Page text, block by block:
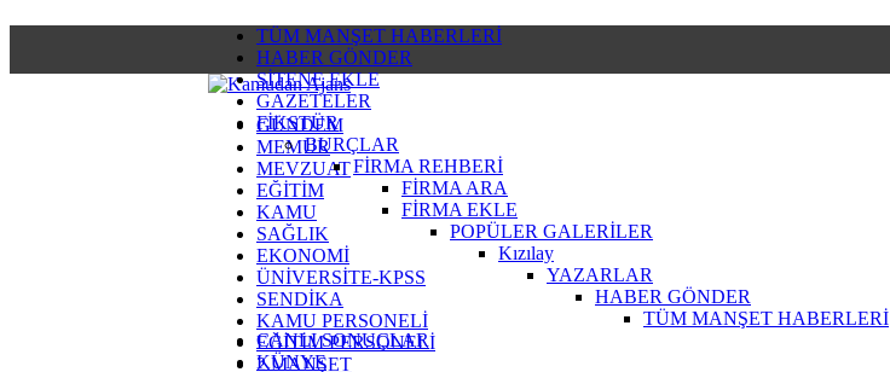
TÜM MANŞET HABERLERİ
HABER GÖNDER
SİTENE EKLE
GAZETELER
FİKSTÜR
BURÇLAR
FİRMA REHBERİ
FİRMA ARA
FİRMA EKLE
POPÜLER GALERİLER
Kızılay
YAZARLAR
HABER GÖNDER
TÜM MANŞET HABERLERİ
CANLI SONUÇLAR
KÜNYE
GÜNDEM
MEMUR
MEVZUAT
EĞİTİM
KAMU
SAĞLIK
EKONOMİ
ÜNİVERSİTE-KPSS
SENDİKA
KAMU PERSONELİ
EĞİTİM PERSONELİ
2.MANŞET